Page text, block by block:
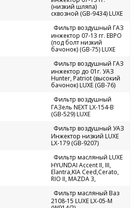
(низкий шляпа)
сквозной (GB-9434) LUXE
Фильтр воздушный ГАЗ
инжектор 07-13 гг. ЕВРО
(под болт низкий
бачонок) (GB-75) LUXE
Фильтр воздушный ГАЗ
инжектор до 01г. УАЗ
Hunter, Patriot (высокий
бачонок) LUXE (GB-76)
Фильтр воздушный
ГАЗель NEXT LX-154-В
(GB-529) LUXE
Фильтр воздушный УАЗ
Инжектор низкий LUXE
LX-179 (GB-9207)
Фильтр масляный LUXE
HYUNDAI Accent II, III,
Elantra,KIA Ceed,Cerato,
RIO II, MAZDA 3,
Фильтр масляный Ваз
2108-15 LUXE LX-05-M